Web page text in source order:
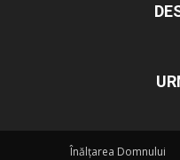
Înălțarea Domnului